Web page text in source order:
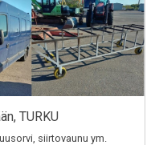
TURKU
siirtovaunu ym.